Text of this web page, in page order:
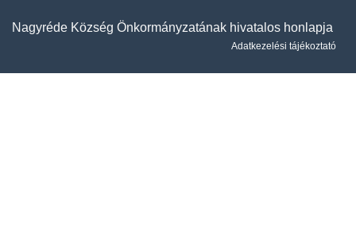
Nagyréde Község Önkormányzatának hivatalos honlapja
Adatkezelési tájékoztató